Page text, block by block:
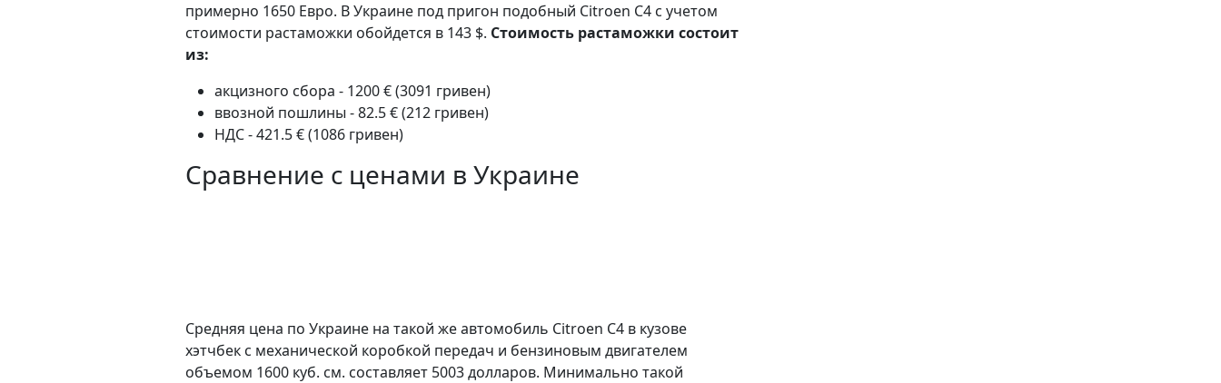
примерно 1650 Евро. В Украине под пригон подобный Citroen C4 с учетом
стоимости растаможки обойдется в 143 $. Стоимость растаможки состоит
из:
акцизного сбора - 1200 € (3091 гривен)
ввозной пошлины - 82.5 € (212 гривен)
НДС - 421.5 € (1086 гривен)
Сравнение с ценами в Украине
Средняя цена по Украине на такой же автомобиль Citroen C4 в кузове
хэтчбек c механической коробкой передач и бензиновым двигателем
объемом 1600 куб. см. составляет 5003 долларов. Минимально такой